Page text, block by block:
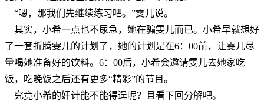
“嗯，那我们先继续练习吧。”雯儿说。
其实，小希一点也不尿急，她在骗雯儿而已。小希早就想好
了一套折腾雯儿的计划了，她的计划是在6：00前，让雯儿尽
量喝她准备好的饮料。6：00后，小希会邀请雯儿去她家吃
饭，吃晚饭之后还有更多“精彩”的节目。
究竟小希的奸计能不能得逞呢？且看下回分解吧。